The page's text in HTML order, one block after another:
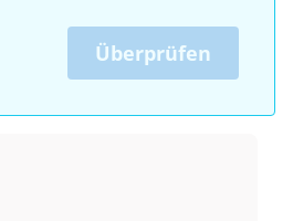
Überprüfen